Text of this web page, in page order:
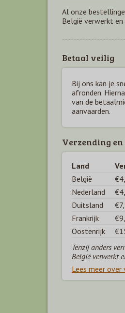
Al onze
België verwerkt
Betaal veilig
Bij ons kan je
afronden.
van de betaal
aanvaarden.
Verzending
Land
België
Nederland
Duitsland
Frankrijk
Oostenrijk
Tenzij anders
België verwerkt
Lees meer over